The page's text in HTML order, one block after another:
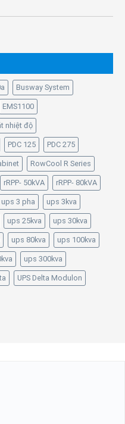
Busway System
EMS1100
nhiệt độ
PDC 125 PDC 275
RowCool R Series
rRPP- 50kVA rRPP- 80kVA
ups 3 pha ups 3kva
ups 25kva ups 30kva
ups 80kva ups 100kva
ups 300kva
UPS Delta Modulon